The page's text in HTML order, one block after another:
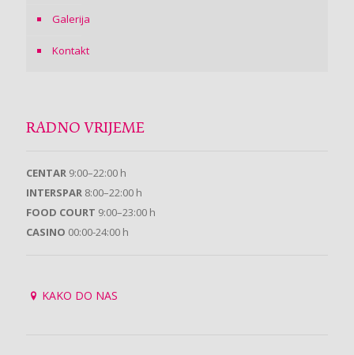
Galerija
Kontakt
RADNO VRIJEME
CENTAR 9:00–22:00 h
INTERSPAR 8:00–22:00 h
FOOD COURT 9:00–23:00 h
CASINO 00:00-24:00 h
KAKO DO NAS